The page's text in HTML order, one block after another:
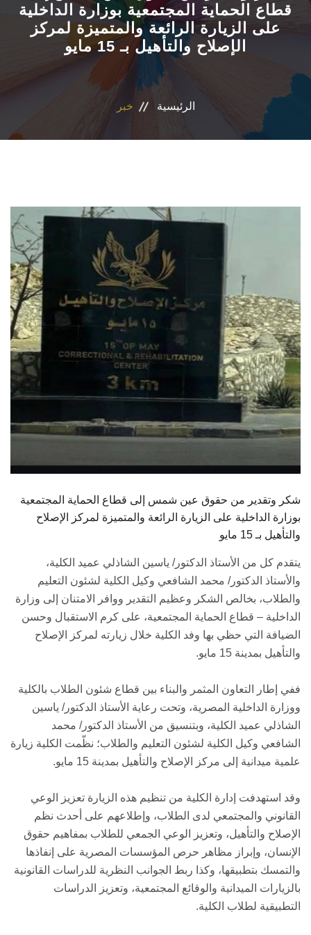
الاقسام
فاعليات
المجلات العلمية
تواصل معنا
قطاع الحماية المجتمعية بوزارة الداخلية
على الزيارة الرائعة والمتميزة لمركز
الإصلاح والتأهيل بـ 15 مايو
الرئيسية خبر
شكر وتقدير من حقوق عين شمس إلى قطاع الحماية المجتمعية
بوزارة الداخلية على الزيارة الرائعة والمتميزة لمركز الإصلاح
والتأهيل بـ 15 مايو
يتقدم كل من الأستاذ الدكتور/ ياسين الشاذلي عميد الكلية،
والأستاذ الدكتور/ محمد الشافعي وكيل الكلية لشئون التعليم
والطلاب، بخالص الشكر وعظيم التقدير ووافر الامتنان إلى وزارة
الداخلية – قطاع الحماية المجتمعية، على كرم الاستقبال وحسن
الضيافة التي حظي بها وفد الكلية خلال زيارته لمركز الإصلاح
والتأهيل بمدينة 15 مايو.
ففي إطار التعاون المثمر والبناء بين قطاع شئون الطلاب بالكلية
ووزارة الداخلية المصرية، وتحت رعاية الأستاذ الدكتور/ ياسين
الشاذلي عميد الكلية، وبتنسيق من الأستاذ الدكتور/ محمد
الشافعي وكيل الكلية لشئون التعليم والطلاب؛ نظّمت الكلية زيارة
علمية ميدانية إلى مركز الإصلاح والتأهيل بمدينة 15 مايو.
وقد استهدفت إدارة الكلية من تنظيم هذه الزيارة تعزيز الوعي
القانوني والمجتمعي لدى الطلاب، وإطلاعهم على أحدث نظم
الإصلاح والتأهيل، وتعزيز الوعي الجمعي للطلاب بمفاهيم حقوق
الإنسان، وإبراز مظاهر حرص المؤسسات المصرية على إنفاذها
والتمسك بتطبيقها، وكذا ربط الجوانب النظرية للدراسات القانونية
بالزيارات الميدانية والوقائع المجتمعية، وتعزيز الدراسات
التطبيقية لطلاب الكلية.